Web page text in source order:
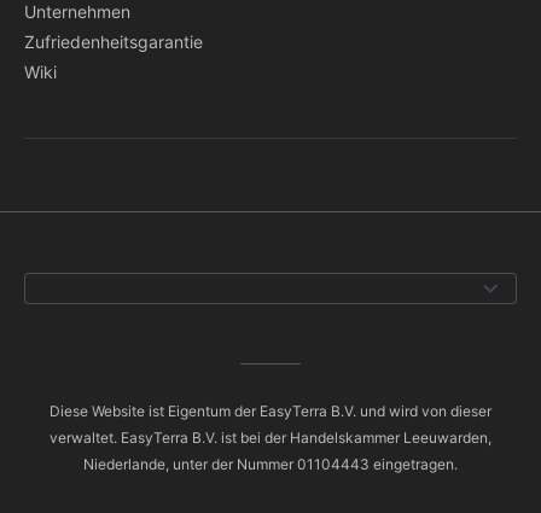
Unternehmen
Zufriedenheitsgarantie
Wiki
Diese Website ist Eigentum der EasyTerra B.V. und wird von dieser
verwaltet. EasyTerra B.V. ist bei der Handelskammer Leeuwarden,
Niederlande, unter der Nummer 01104443 eingetragen.